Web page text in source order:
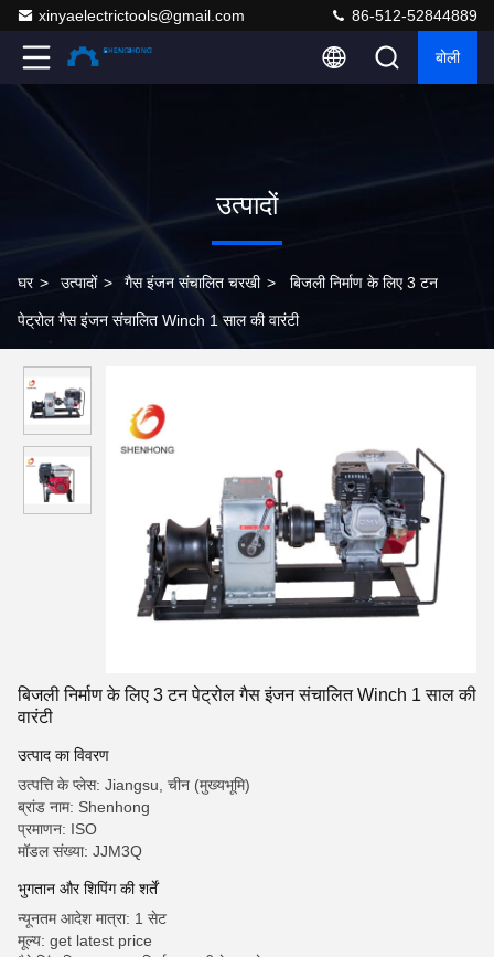
xinyaelectrictools@gmail.com 86-512-52844889
बोली
उत्पादों
घर > उत्पादों > गैस इंजन संचालित चरखी > बिजली निर्माण के लिए 3 टन
पेट्रोल गैस इंजन संचालित Winch 1 साल की वारंटी
बिजली निर्माण के लिए 3 टन पेट्रोल गैस इंजन संचालित Winch 1 साल की
वारंटी
उत्पाद का विवरण
उत्पत्ति के प्लेस: Jiangsu, चीन (मुख्यभूमि)
ब्रांड नाम: Shenhong
प्रमाणन: ISO
मॉडल संख्या: JJM3Q
भुगतान और शिपिंग की शर्तें
न्यूनतम आदेश मात्रा: 1 सेट
मूल्य: get latest price